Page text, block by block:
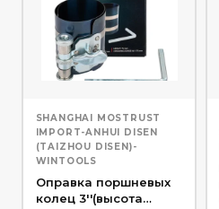
SHANGHAI MOSTRUST
IMPORT-ANHUI DISEN
(TAIZHOU DISEN)-
WINTOOLS
Оправка поршневых
колец 3''(высота